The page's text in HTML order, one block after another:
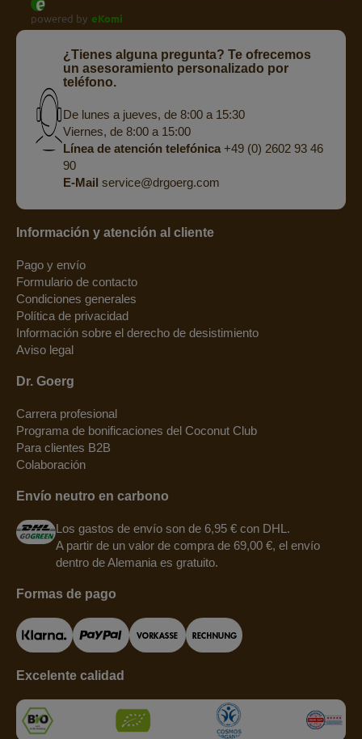
powered by eKomi
¿Tienes alguna pregunta? Te ofrecemos
un asesoramiento personalizado por
teléfono.
De lunes a jueves, de 8:00 a 15:30
Viernes, de 8:00 a 15:00
Línea de atención telefónica+49 (0) 2602 93 46
90
E-Mail service@drgoerg.com
Información y atención al cliente
Pago y envío
Formulario de contacto
Condiciones generales
Política de privacidad
Información sobre el derecho de desistimiento
Aviso legal
Dr. Goerg
Carrera profesional
Programa de bonificaciones del Coconut Club
Para clientes B2B
Colaboración
Envío neutro en carbono
Los gastos de envío son de 6,95 € con DHL.
A partir de un valor de compra de 69,00 €, el envío
dentro de Alemania es gratuito.
Formas de pago
Excelente calidad